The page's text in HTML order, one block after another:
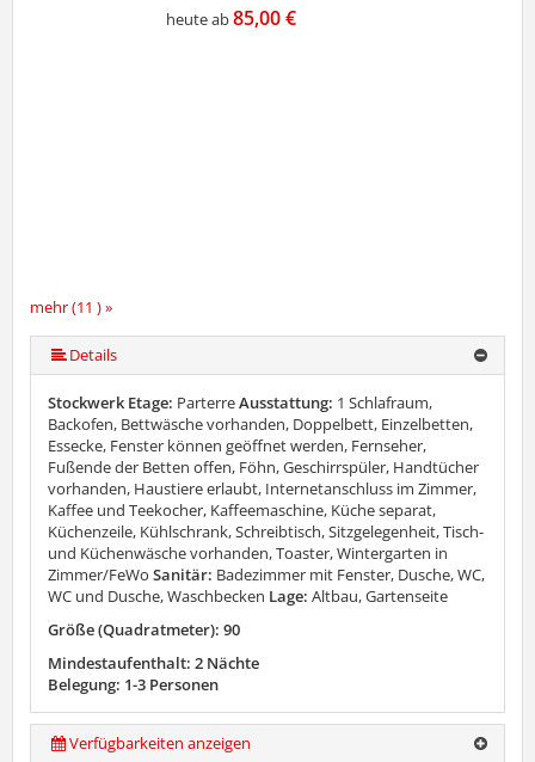
mehr (11 ) »
mehr (11 ) »
mehr (11 ) »
mehr (11 ) »
mehr (11 ) »
mehr (11 ) »
mehr (11 ) »
mehr (11 ) »
heute ab85,00 €
Details
Stockwerk Etage: ParterreAusstattung: 1 Schlafraum,
Backofen, Bettwäsche vorhanden, Doppelbett, Einzelbetten,
Essecke, Fenster können geöffnet werden, Fernseher,
Fußende der Betten offen, Föhn, Geschirrspüler, Handtücher
vorhanden, Haustiere erlaubt, Internetanschluss im Zimmer,
Kaffee und Teekocher, Kaffeemaschine, Küche separat,
Küchenzeile, Kühlschrank, Schreibtisch, Sitzgelegenheit, Tisch-
und Küchenwäsche vorhanden, Toaster, Wintergarten in
Zimmer/FeWo Sanitär: Badezimmer mit Fenster, Dusche, WC,
WC und Dusche, Waschbecken Lage: Altbau, Gartenseite
Größe (Quadratmeter): 90
Mindestaufenthalt: 2 Nächte
Belegung: 1-3 Personen
Verfügbarkeiten anzeigen